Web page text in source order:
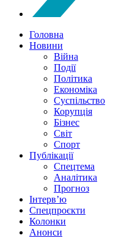
Головна
Новини
Війна
Події
Політика
Економіка
Суспільство
Корупція
Бізнес
Світ
Спорт
Публікації
Спецтема
Аналітика
Прогноз
Інтерв’ю
Спецпроєкти
Колонки
Анонси